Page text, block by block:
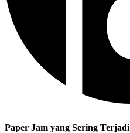
Paper Jam yang Sering Terjadi